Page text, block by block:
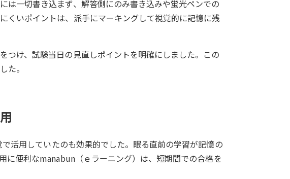
は一切書き込まず、解答側にのみ書き込みや蛍光ペンでの
くいポイントは、派手にマーキングして視覚的に記憶に残
つけ、試験当日の見直しポイントを明確にしました。この
た。
活用していたのも効果的でした。眠る直前の学習が記憶の
に便利なmanabun（ｅラーニング）は、短期間での合格を